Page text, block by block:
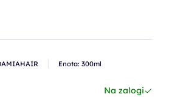
Enota: 300ml
Na zalogi